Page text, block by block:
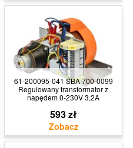
61-200095-041 SBA 700-0099
Regulowany transformator z
napędem 0-230V 3,2A
593 zł